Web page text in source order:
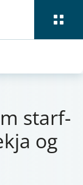
starf­
og